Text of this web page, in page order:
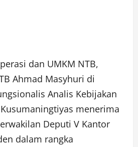
dan UMKM NTB,
Ahmad Masyhuri di
Analis Kebijakan
menerima
Deputi V Kantor
dalam rangka